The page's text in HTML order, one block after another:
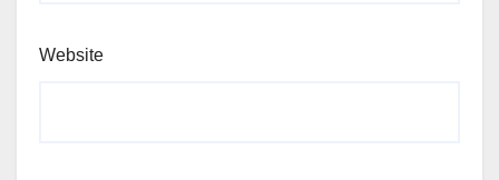
Website